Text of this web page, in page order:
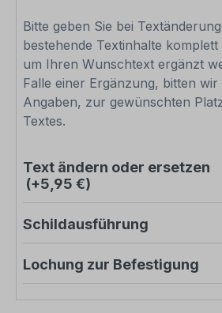
Bitte geben Sie bei
bestehende Textinhalte
um Ihren Wunschtext ergänzt
Falle einer Ergänzung, bitten
Angaben, zur gewünschten
Textes.
Text ändern oder ersetzen
(+5,95 €)
Schildausführung
Lochung zur Befestigung